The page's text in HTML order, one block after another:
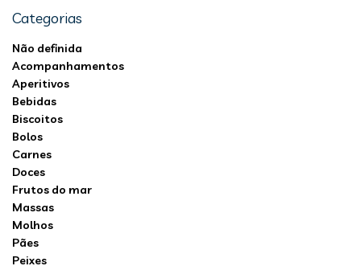
Categorias
Não definida
Acompanhamentos
Aperitivos
Bebidas
Biscoitos
Bolos
Carnes
Doces
Frutos do mar
Massas
Molhos
Pães
Peixes